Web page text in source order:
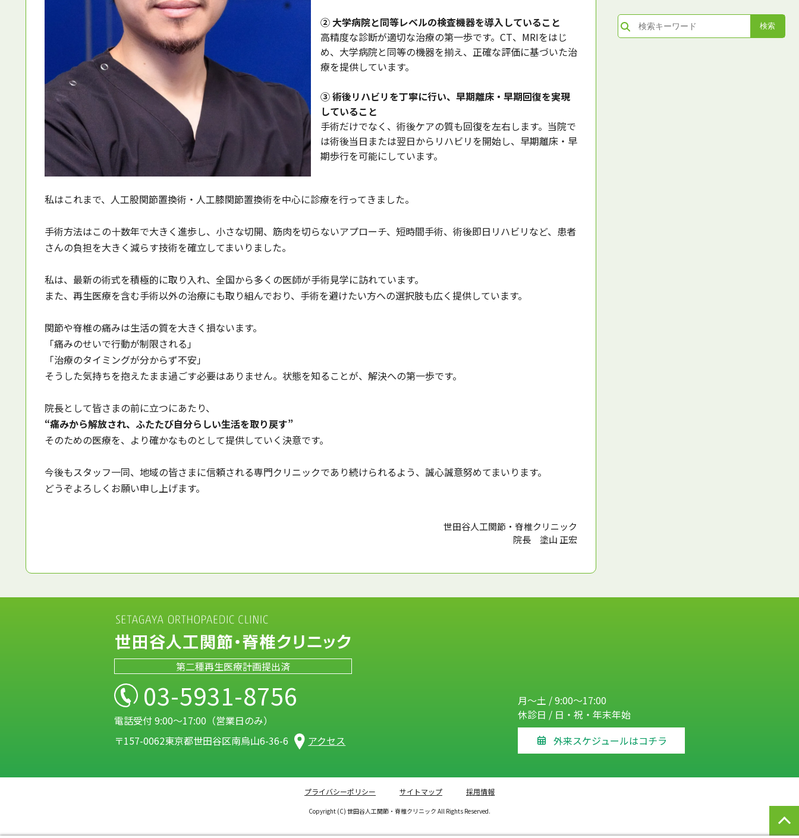
② 大学病院と同等レベルの検査機器を導入していること
高精度な診断が適切な治療の第一歩です。CT、MRIをはじ
め、大学病院と同等の機器を揃え、正確な評価に基づいた治
療を提供しています。
③ 術後リハビリを丁寧に行い、早期離床・早期回復を実現
していること
手術だけでなく、術後ケアの質も回復を左右します。当院で
は術後当日または翌日からリハビリを開始し、早期離床・早
期歩行を可能にしています。
私はこれまで、人工股関節置換術・人工膝関節置換術を中心に診療を行ってきました。
手術方法はこの十数年で大きく進歩し、小さな切開、筋肉を切らないアプローチ、短時間手術、術後即日リハビリなど、患者
さんの負担を大きく減らす技術を確立してまいりました。
私は、最新の術式を積極的に取り入れ、全国から多くの医師が手術見学に訪れています。
また、再生医療を含む手術以外の治療にも取り組んでおり、手術を避けたい方への選択肢も広く提供しています。
関節や脊椎の痛みは生活の質を大きく損ないます。
「痛みのせいで行動が制限される」
「治療のタイミングが分からず不安」
そうした気持ちを抱えたまま過ごす必要はありません。状態を知ることが、解決への第一歩です。
院長として皆さまの前に立つにあたり、
“痛みから解放され、ふたたび自分らしい生活を取り戻す”
そのための医療を、より確かなものとして提供していく決意です。
今後もスタッフ一同、地域の皆さまに信頼される専門クリニックであり続けられるよう、誠心誠意努めてまいります。
どうぞよろしくお願い申し上げます。
世田谷人工関節・脊椎クリニック
院長 塗山 正宏
第二種再生医療計画提出済
03-5931-8756
電話受付 9:00～17:00（営業日のみ）
〒157-0062東京都世田谷区南烏山6-36-6
アクセス
月～土 / 9:00～17:00
休診日 / 日・祝・年末年始
外来スケジュールはコチラ
プライバシーポリシー サイトマップ 採用情報
Copyright (C) 世田谷人工関節・脊椎クリニック All Rights Reserved.